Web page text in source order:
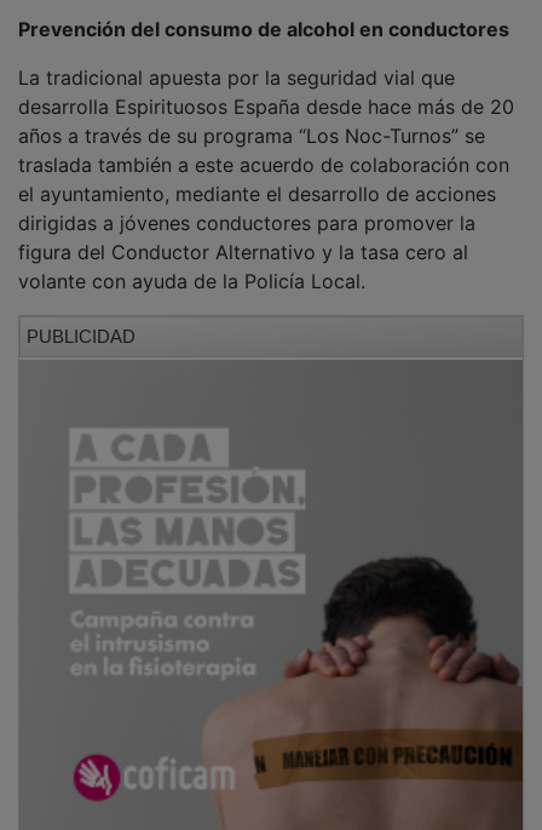
desarrolla Espirituosos España desde hace más de 20
años a través de su programa “Los Noc-Turnos” se
traslada también a este acuerdo de colaboración con
el ayuntamiento, mediante el desarrollo de acciones
dirigidas a jóvenes conductores para promover la
figura del Conductor Alternativo y la tasa cero al
volante con ayuda de la Policía Local.